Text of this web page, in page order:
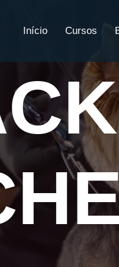
Início Cursos